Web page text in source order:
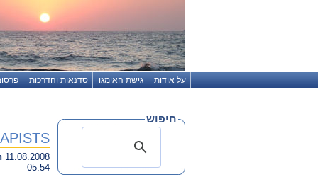
על אודות גישת האימגו סדנאות והדרכות
11.08.2008
05:54
חיפוש